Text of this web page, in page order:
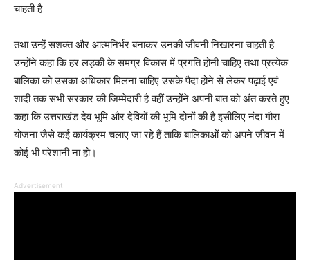
चाहती है
तथा उन्हें सशक्त और आत्मनिर्भर बनाकर उनकी जीवनी निखारना चाहती है
उन्होंने कहा कि हर लड़की के समग्र विकास में प्रगति होनी चाहिए तथा प्रत्येक
बालिका को उसका अधिकार मिलना चाहिए उसके पैदा होने से लेकर पढ़ाई एवं
शादी तक सभी सरकार की जिम्मेदारी है वहीं उन्होंने अपनी बात को अंत करते हुए
कहा कि उत्तराखंड देव भूमि और देवियों की भूमि दोनों की है इसीलिए नंदा गौरा
योजना जैसे कई कार्यक्रम चलाए जा रहे हैं ताकि बालिकाओं को अपने जीवन में
कोई भी परेशानी ना हो।
Advertisement